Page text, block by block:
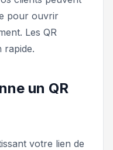
pour ouvrir
Les QR
rapide.
un QR
votre lien de